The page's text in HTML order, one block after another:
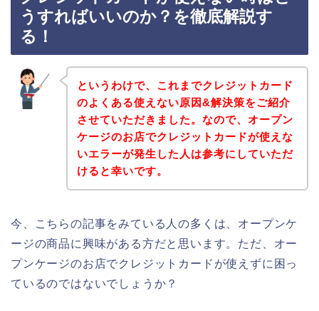
うすればいいのか？を徹底解説す
る！
というわけで、これまでクレジットカード
のよくある使えない原因&解決策をご紹介
させていただきました。なので、オープン
ケージのお店でクレジットカードが使えな
いエラーが発生した人は参考にしていただ
けると幸いです。
今、こちらの記事をみている人の多くは、オープンケ
ージの商品に興味がある方だと思います。ただ、オー
プンケージのお店でクレジットカードが使えずに困っ
ているのではないでしょうか？